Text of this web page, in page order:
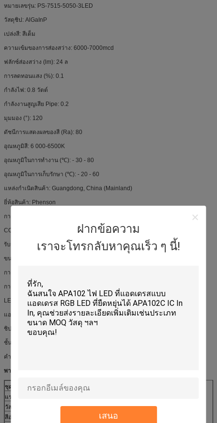
ฝากข้อความ
เราจะโทรกลับหาคุณเร็ว ๆ นี้!
เสนอ
หมายเลขรุ่น: PS-7515-5050-3LED
วัสดุชิป: AlGaInP
เปล่งสี: สีเต็ม
ความเข้มของการส่องสว่าง: 6000-7000mcd
ฟลักซ์ส่องสว่าง (lm): 24 ล
การลดทอนแสง (%): 0.1
กำลังไฟ: 0.8 วัตต์
กำลังงานสูญเสีย Pipe: 0.2
มุมมอง (°): 120
ดัชนีการแสดงผลของสี (Ra): 80
อุณหภูมิสี: 6 000-6500K
อุณหภูมิในการทำงาน (℃): - 30 - 80
อุณหภูมิในการเก็บรักษา (℃): - 20 - 60
แหล่งกำเนิดสินค้า: Guangdong, China (Mainland)
ยี่ห้อสินค้า: Phenson
การรับรอง: CE, RoHS
COLOR: สีเต็ม
รับประกัน: 3 ปี
ขนาด: 75 (L) * 15 (W) * 6 (H) มม
การใช้งาน: กล่องไฟ
การใช้งาน: สนามบิน
LED QTY: 3 ชิ้น
แอปพลิเคชัน: จดหมายช่องโฆษณา
ชิป LED: Sanan
ชั้น IP: กันน้ำ IP68
คำหลัก: โมดูลพิกเซลนำ
พารามิเตอร์:
ชุด
7512-5050-3
แรงดันไฟฟ้า
วัสดุ
อีพ็อกซี่
สีอ่อน